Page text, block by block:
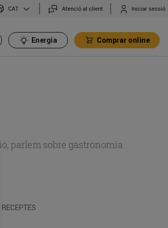
CAT Atenció al client Iniciar sessió
Energia Comprar online
parlem sobre gastronomia
RECEPTES